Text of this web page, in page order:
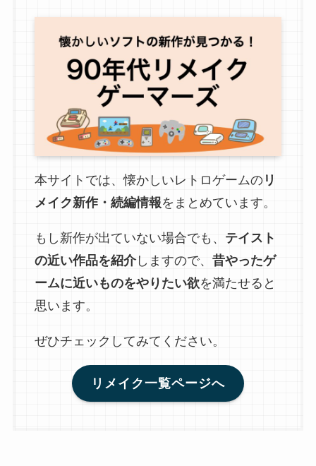
本サイトでは、懐かしいレトロゲームのリ
メイク新作・続編情報をまとめています。
もし新作が出ていない場合でも、 テイスト
の近い作品を紹介しますので、 昔やったゲ
ームに近いものをやりたい欲を満たせると
思います。
ぜひチェックしてみてください。
リメイク一覧ページへ